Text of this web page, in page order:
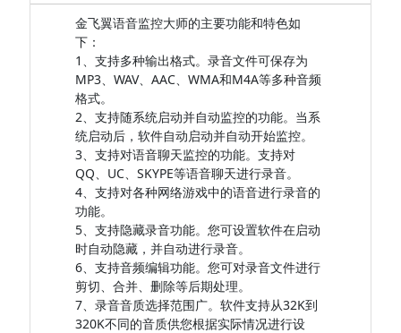
金飞翼语音监控大师的主要功能和特色如
下：
1、支持多种输出格式。录音文件可保存为
MP3、WAV、AAC、WMA和M4A等多种音频
格式。
2、支持随系统启动并自动监控的功能。当系
统启动后，软件自动启动并自动开始监控。
3、支持对语音聊天监控的功能。支持对
QQ、UC、SKYPE等语音聊天进行录音。
4、支持对各种网络游戏中的语音进行录音的
功能。
5、支持隐藏录音功能。您可设置软件在启动
时自动隐藏，并自动进行录音。
6、支持音频编辑功能。您可对录音文件进行
剪切、合并、删除等后期处理。
7、录音音质选择范围广。软件支持从32K到
320K不同的音质供您根据实际情况进行设